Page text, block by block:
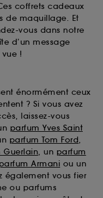
coffrets cadeaux
de maquillage. Et
vous dans notre
d’un message
!
énormément ceux
? Si vous avez
laissez-vous
parfum Yves Saint
parfum Tom Ford,
Guerlain, un parfum
parfum Armani ou un
également vous fier
ou parfums